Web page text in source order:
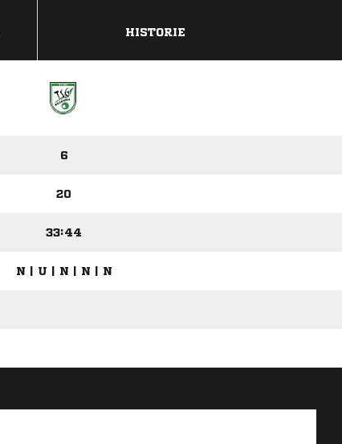
HISTORIE
6
20
33:44
N | U | N | N | N